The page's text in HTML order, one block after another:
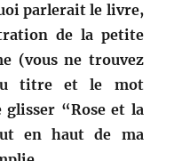
parlerait le livre,
de la petite
(vous ne trouvez
titre et le mot
“Rose et la
en haut de ma